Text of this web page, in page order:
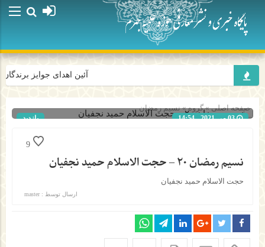
آئین اهدای جوایز
صفحه اصلی» گروه »نسیم رمضان
03 می 2021 - 14:54
بازدید
9
نسیم رمضان ۲۰ – حجت الاسلام حمید نجفیان
حجت الاسلام حمید نجفیان
ارسال توسط :master